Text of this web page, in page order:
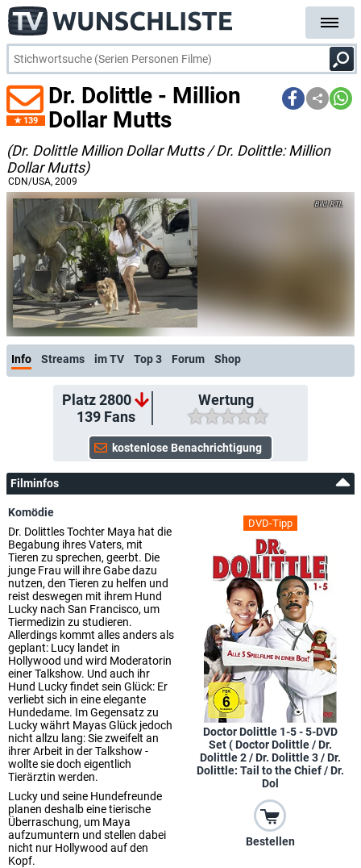
139
Dr. Dolittle - Million
Dollar Mutts
(Dr. Dolittle Million Dollar Mutts / Dr. Dolittle: Million
Dollar Mutts)
CDN/USA, 2009
RTL
Info Streams im TV Top 3 Forum Shop
Platz 2800
139Fans
Wertung
Filminfos
DVD-Tipp
Doctor Dolittle 1-5 - 5-DVD
Set ( Doctor Dolittle / Dr.
Dolittle 2 / Dr. Dolittle 3 / Dr.
Dolittle: Tail to the Chief / Dr.
Dol
Bestellen
Komödie
Dr. Dolittles Tochter Maya hat die
Begabung ihres Vaters, mit
Tieren zu sprechen, geerbt. Die
junge Frau will ihre Gabe dazu
nutzen, den Tieren zu helfen und
reist deswegen mit ihrem Hund
Lucky nach San Francisco, um
Tiermedizin zu studieren.
Allerdings kommt alles anders als
geplant: Lucy landet in
Hollywood und wird Moderatorin
einer Talkshow. Und auch ihr
Hund Lucky findet sein Glück: Er
verliebt sich in eine elegante
Hundedame. Im Gegensatz zu
Lucky währt Mayas Glück jedoch
nicht allzu lang: Sie zweifelt an
ihrer Arbeit in der Talkshow -
wollte sie doch eigentlich
Tierärztin werden.
Lucky und seine Hundefreunde
planen deshalb eine tierische
Überraschung, um Maya
aufzumuntern und stellen dabei
nicht nur Hollywood auf den
Kopf.